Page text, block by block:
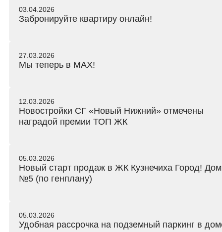
03.04.2026
Забронируйте квартиру онлайн!
27.03.2026
Мы теперь в MAX!
12.03.2026
Новостройки СГ «Новый Нижний» отмечены
наградой премии ТОП ЖК
05.03.2026
Новый старт продаж в ЖК Кузнечиха Город! Дом
№5 (по генплану)
05.03.2026
Удобная рассрочка на подземный паркинг в